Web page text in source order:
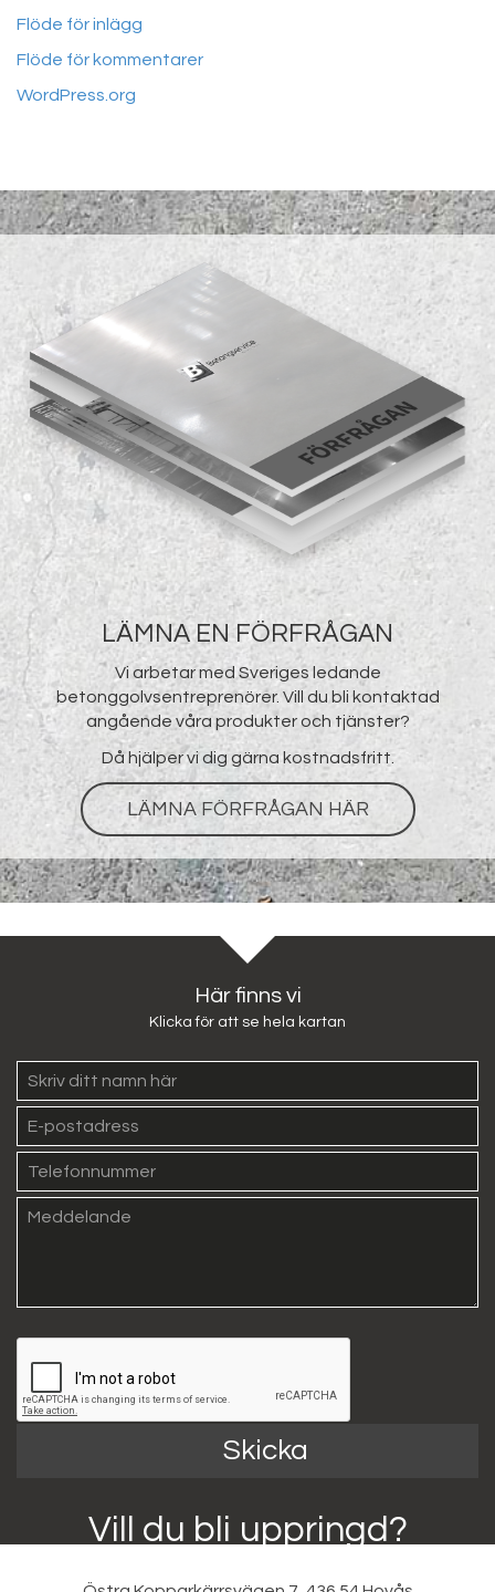
Flöde för inlägg
Flöde för kommentarer
WordPress.org
LÄMNA EN FÖRFRÅGAN
Vi arbetar med Sveriges ledande
betonggolvsentreprenörer. Vill du bli kontaktad
angående våra produkter och tjänster?
Då hjälper vi dig gärna kostnadsfritt.
LÄMNA FÖRFRÅGAN HÄR
Här finns vi
Klicka för att se hela kartan
Skicka
Vill du bli uppringd?